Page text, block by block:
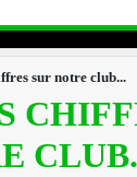
sur notre club...